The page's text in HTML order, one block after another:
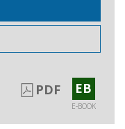
PDF EB
E-BOOK